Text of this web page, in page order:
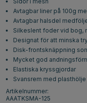
Avtagbar liner på 100g
Avtagbar halsdel
Silkeslent foder vid bog,
Designat för att minska
Disk-frontsknäppning
Mycket god
Elastiska kryssgjordar
Svansrem med plasthölje
Artikelnummer:
AAATKSMA-125